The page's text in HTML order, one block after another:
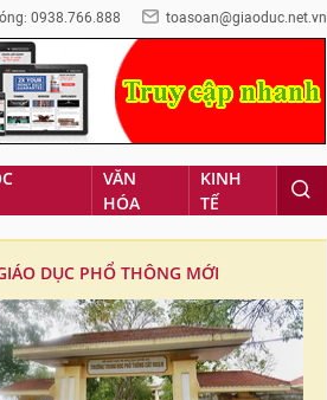
0938.766.888 toasoan@giaoduc.net.vn
VĂN
HÓA
KINH
TẾ
DỤC PHỔ THÔNG MỚI